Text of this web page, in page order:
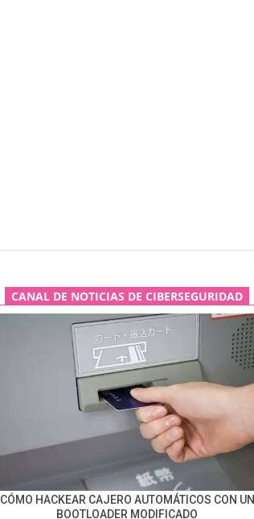
CANAL DE NOTICIAS DE CIBERSEGURIDAD
CÓMO HACKEAR CAJERO AUTOMÁTICOS CON UN
BOOTLOADER MODIFICADO